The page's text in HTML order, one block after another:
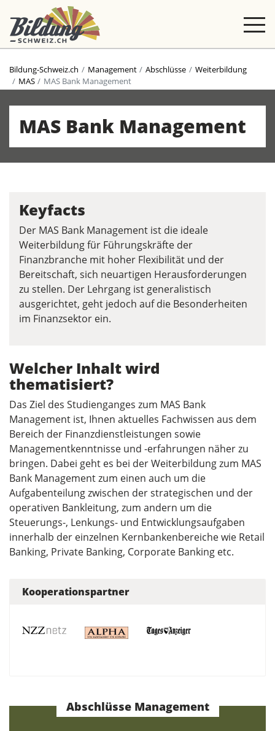
Bildung-Schweiz.ch Management Abschlüsse
Weiterbildung
MAS
MAS Bank Management
MAS Bank Management
Keyfacts
Der MAS Bank Management ist die ideale
Weiterbildung für Führungskräfte der
Finanzbranche mit hoher Flexibilität und der
Bereitschaft, sich neuartigen Herausforderungen
zu stellen. Der Lehrgang ist generalistisch
ausgerichtet, geht jedoch auf die Besonderheiten
im Finanzsektor ein.
Welcher Inhalt wird
thematisiert?
Das Ziel des Studienganges zum MAS Bank
Management ist, Ihnen aktuelles Fachwissen aus dem
Bereich der Finanzdienstleistungen sowie
Managementkenntnisse und -erfahrungen näher zu
bringen. Dabei geht es bei der Weiterbildung zum MAS
Bank Management zum einen auch um die
Aufgabenteilung zwischen der strategischen und der
operativen Bankleitung, zum andern um die
Steuerungs-, Lenkungs- und Entwicklungsaufgaben
innerhalb der einzelnen Kernbankenbereiche wie Retail
Banking, Private Banking, Corporate Banking etc.
Kooperationspartner
Abschlüsse Management